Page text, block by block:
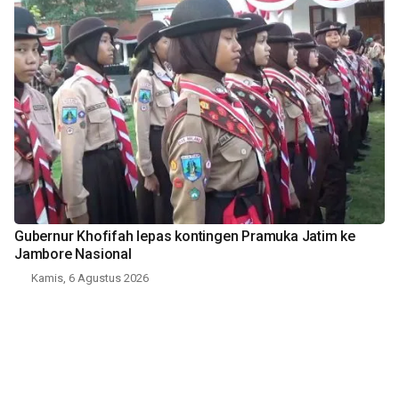
Gubernur Khofifah lepas kontingen Pramuka Jatim ke
Jambore Nasional
Kamis, 6 Agustus 2026